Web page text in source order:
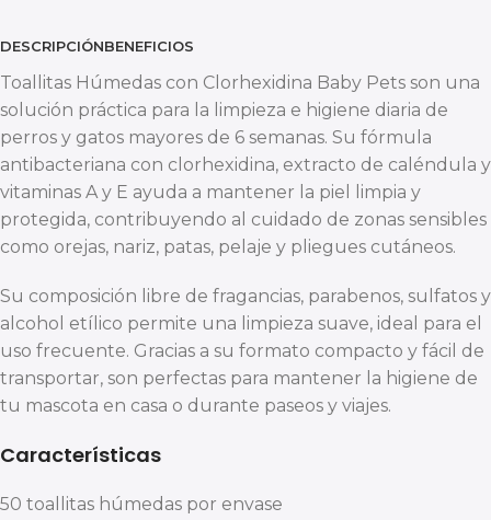
DESCRIPCIÓNBENEFICIOS
Toallitas Húmedas con Clorhexidina Baby Pets son una
solución práctica para la limpieza e higiene diaria de
perros y gatos mayores de 6 semanas. Su fórmula
antibacteriana con clorhexidina, extracto de caléndula y
vitaminas A y E ayuda a mantener la piel limpia y
protegida, contribuyendo al cuidado de zonas sensibles
como orejas, nariz, patas, pelaje y pliegues cutáneos.
Su composición libre de fragancias, parabenos, sulfatos y
alcohol etílico permite una limpieza suave, ideal para el
uso frecuente. Gracias a su formato compacto y fácil de
transportar, son perfectas para mantener la higiene de
tu mascota en casa o durante paseos y viajes.
Características
50 toallitas húmedas por envase